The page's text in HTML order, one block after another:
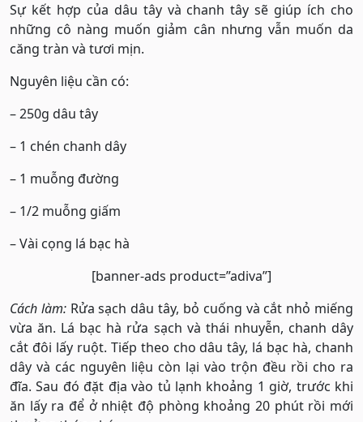
Sự kết hợp của dâu tây và chanh tây sẽ giúp ích cho
những cô nàng muốn giảm cân nhưng vẫn muốn da
căng tràn và tươi mịn.
Nguyên liệu cần có:
– 250g dâu tây
– 1 chén chanh dây
– 1 muỗng đường
– 1/2 muỗng giấm
– Vài cọng lá bạc hà
[banner-ads product=”adiva”]
Cách làm:Rửa sạch dâu tây, bỏ cuống và cắt nhỏ miếng
vừa ăn. Lá bạc hà rửa sạch và thái nhuyễn, chanh dây
cắt đôi lấy ruột. Tiếp theo cho dâu tây, lá bạc hà, chanh
dây và các nguyên liệu còn lại vào trộn đều rồi cho ra
đĩa. Sau đó đặt địa vào tủ lạnh khoảng 1 giờ, trước khi
ăn lấy ra để ở nhiệt độ phòng khoảng 20 phút rồi mới